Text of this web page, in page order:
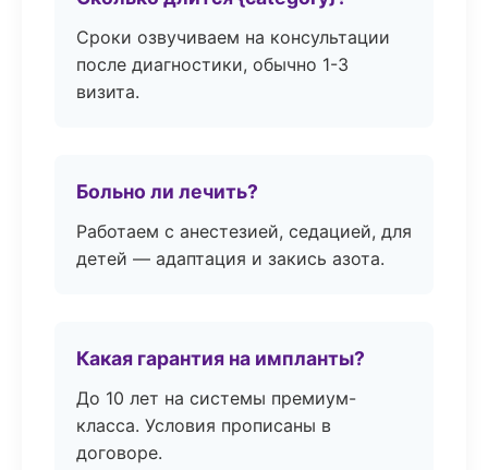
Сроки озвучиваем на консультации
после диагностики, обычно 1-3
визита.
Больно ли лечить?
Работаем с анестезией, седацией, для
детей — адаптация и закись азота.
Какая гарантия на импланты?
До 10 лет на системы премиум-
класса. Условия прописаны в
договоре.